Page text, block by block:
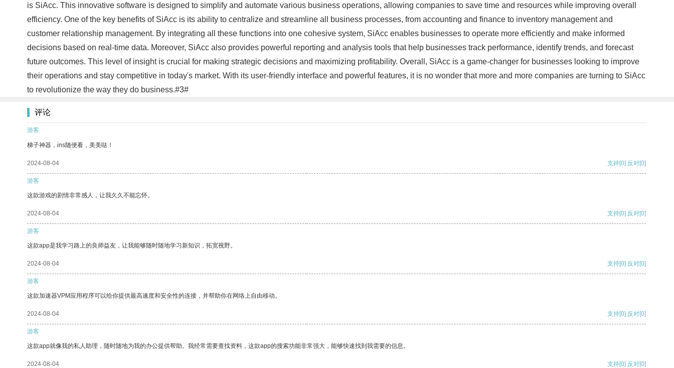
is SiAcc. This innovative software is designed to simplify and automate various business operations, allowing companies to save time and resources while improving overall
efficiency. One of the key benefits of SiAcc is its ability to centralize and streamline all business processes, from accounting and finance to inventory management and
customer relationship management. By integrating all these functions into one cohesive system, SiAcc enables businesses to operate more efficiently and make informed
decisions based on real-time data. Moreover, SiAcc also provides powerful reporting and analysis tools that help businesses track performance, identify trends, and forecast
future outcomes. This level of insight is crucial for making strategic decisions and maximizing profitability. Overall, SiAcc is a game-changer for businesses looking to improve
their operations and stay competitive in today's market. With its user-friendly interface and powerful features, it is no wonder that more and more companies are turning to SiAcc
to revolutionize the way they do business.#3#
评论
游客
梯子神器，ins随便看，美美哒！
2024-08-04 支持[0] 反对[0]
游客
这款游戏的剧情非常感人，让我久久不能忘怀。
2024-08-04 支持[0] 反对[0]
游客
这款app是我学习路上的良师益友，让我能够随时随地学习新知识，拓宽视野。
2024-08-04 支持[0] 反对[0]
游客
这款加速器VPM应用程序可以给你提供最高速度和安全性的连接，并帮助你在网络上自由移动。
2024-08-04 支持[0] 反对[0]
游客
这款app就像我的私人助理，随时随地为我的办公提供帮助。我经常需要查找资料，这款app的搜索功能非常强大，能够快速找到我需要的信息。
2024-08-04 支持[0] 反对[0]